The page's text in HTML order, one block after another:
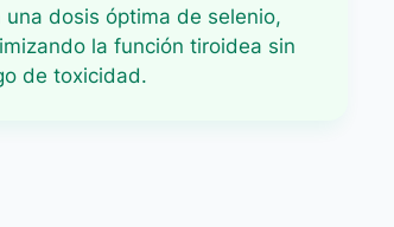
una dosis óptima de selenio,
la función tiroidea sin
de toxicidad.